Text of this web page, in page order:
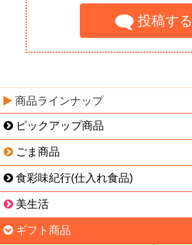
投稿する
商品ラインナップ
ピックアップ商品
ごま商品
食彩味紀行(仕入れ食品)
美生活
ギフト商品